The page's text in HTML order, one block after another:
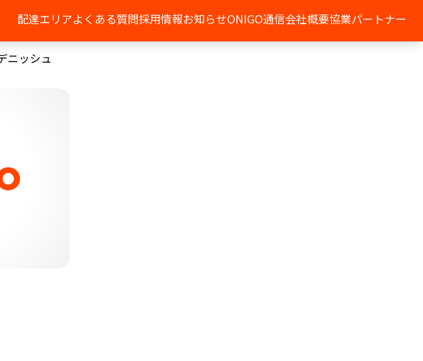
配達エリアよくある質問採用情報お知らせONIGO通信会社概要協業パートナー
ニッシュ